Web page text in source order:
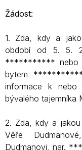
Žádost:
1. Zda, kdy a
období od 5. 5.
*********** nebo
bytem ***********
informace k nebo
bývalého tajemníka
2. Zda, kdy a
Věře
Dudmanovi, nar.